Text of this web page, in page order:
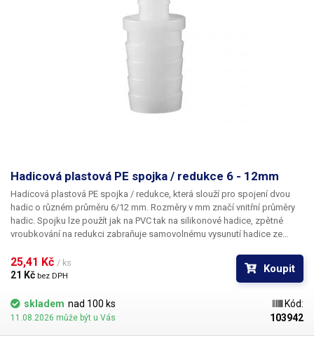
Hadicová plastová PE spojka / redukce 6 - 12mm
Hadicová plastová PE spojka / redukce, která slouží pro spojení dvou
hadic o různém průměru 6/12 mm. Rozměry v mm značí vnitřní průměry
hadic. Spojku lze použít jak na PVC tak na silikonové hadice, zpětné
vroubkování na redukci zabraňuje samovolnému vysunutí hadice ze
Délka: 42mm Váha: 2g
25,41 Kč / ks
21 Kč bez DPH
Koupit
skladem nad 100 ks
11.08.2026 může být u Vás
Kód:
103942